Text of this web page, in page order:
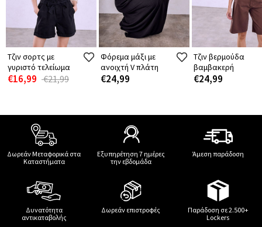
Τζιν σορτς με
γυριστό τελείωμα
€16,99 €21,99
Φόρεμα μάξι με
ανοιχτή V πλάτη
€24,99
Τζιν βερμούδα
βαμβακερή
€24,99
Δωρεάν Μεταφορικά στα
Καταστήματα
Εξυπηρέτηση 7 ημέρες
την εβδομάδα
Άμεση παράδοση
Δυνατότητα
αντικαταβολής
Δωρεάν επιστροφές
Παράδοση σε 2.500+
Lockers